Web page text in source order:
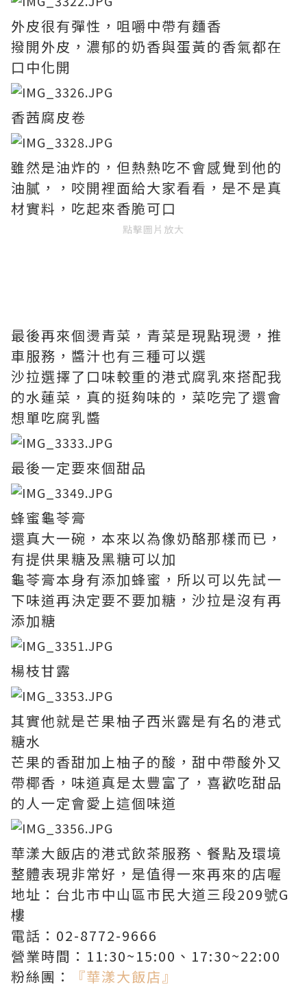
外皮很有彈性，咀嚼中帶有麵香
撥開外皮，濃郁的奶香與蛋黃的香氣都在
口中化開
香茜腐皮卷
雖然是油炸的，但熱熱吃不會感覺到他的
油膩，，咬開裡面給大家看看，是不是真
材實料，吃起來香脆可口
點擊圖片放大
最後再來個燙青菜，青菜是現點現燙，推
車服務，醬汁也有三種可以選
沙拉選擇了口味較重的港式腐乳來搭配我
的水蓮菜，真的挺夠味的，菜吃完了還會
想單吃腐乳醬
最後一定要來個甜品
蜂蜜龜苓膏
還真大一碗，本來以為像奶酪那樣而已，
有提供果糖及黑糖可以加
龜苓膏本身有添加蜂蜜，所以可以先試一
下味道再決定要不要加糖，沙拉是沒有再
添加糖
楊枝甘露
其實他就是芒果柚子西米露是有名的港式
糖水
芒果的香甜加上柚子的酸，甜中帶酸外又
帶椰香，味道真是太豐富了，喜歡吃甜品
的人一定會愛上這個味道
華漾大飯店的港式飲茶服務、餐點及環境
整體表現非常好，是值得一來再來的店喔
地址：台北市中山區市民大道三段209號G
樓
電話：02-8772-9666
營業時間：11:30~15:00、17:30~22:00
粉絲團：
『華漾大飯店』